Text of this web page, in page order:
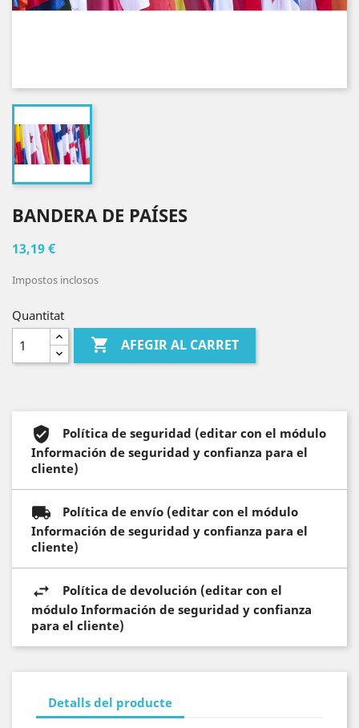
BANDERA DE PAÍSES
13,19 €
Impostos inclosos
Quantitat
 AFEGIR AL CARRET
Política de seguridad (editar con el módulo
Información de seguridad y confianza para el
cliente)
Política de envío (editar con el módulo
Información de seguridad y confianza para el
cliente)
Política de devolución (editar con el
módulo Información de seguridad y confianza
para el cliente)
Detalls del producte